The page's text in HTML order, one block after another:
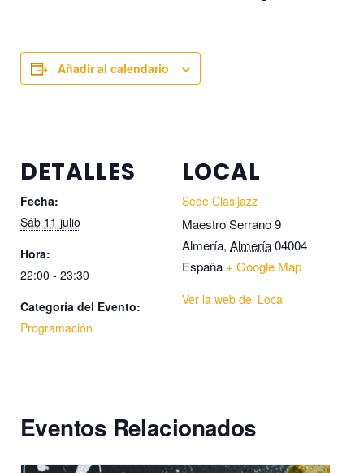
Añadir al calendario
DETALLES
Fecha:
Sáb 11 julio
Hora:
22:00 - 23:30
Categoría del Evento:
Programación
LOCAL
Sede Clasijazz
Maestro Serrano 9
Almería, Almería04004
España + Google Map
Ver la web del Local
Eventos Relacionados